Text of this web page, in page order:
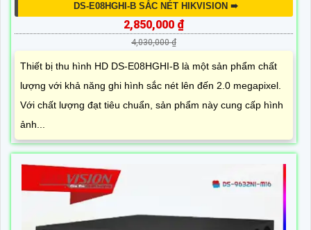
DS-E08HGHI-B SẮC NÉT HIKVISION ➠
2,850,000 ₫
4,030,000 ₫
Thiết bị thu hình HD DS-E08HGHI-B là một sản phẩm chất
lượng với khả năng ghi hình sắc nét lên đến 2.0 megapixel.
Với chất lượng đạt tiêu chuẩn, sản phẩm này cung cấp hình
ảnh...